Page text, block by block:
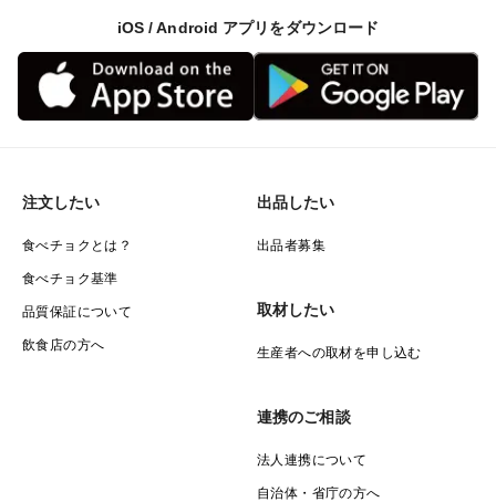
iOS / Android アプリをダウンロード
注文したい
食べチョクとは？
食べチョク基準
品質保証について
飲食店の方へ
出品したい
出品者募集
取材したい
生産者への取材を申し込む
連携のご相談
法人連携について
自治体・省庁の方へ